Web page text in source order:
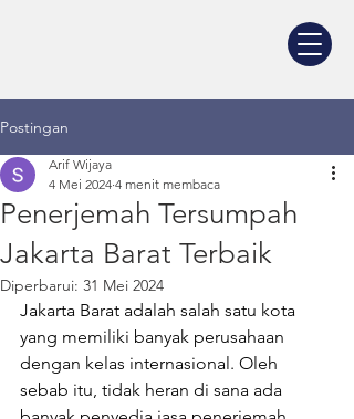
Postingan
Penerjemah Tersumpah
Jakarta Barat Terbaik
Arif Wijaya
4 Mei 2024 4 menit membaca
Diperbarui: 31 Mei 2024
Jakarta Barat adalah salah satu kota
yang memiliki banyak perusahaan
dengan kelas internasional. Oleh
sebab itu, tidak heran di sana ada